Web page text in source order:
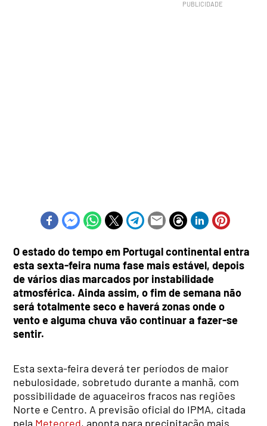
O estado do tempo em Portugal continental entra
esta sexta-feira numa fase mais estável, depois
de vários dias marcados por instabilidade
atmosférica. Ainda assim, o fim de semana não
será totalmente seco e haverá zonas onde o
vento e alguma chuva vão continuar a fazer-se
sentir.
Esta sexta-feira deverá ter períodos de maior
nebulosidade, sobretudo durante a manhã, com
possibilidade de aguaceiros fracos nas regiões
Norte e Centro. A previsão oficial do IPMA, citada
pela Meteored, aponta para precipitação mais